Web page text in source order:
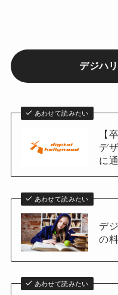
デジハ
あわせて読みたい
【
デ
に
あわせて読みたい
デ
の
あわせて読みたい